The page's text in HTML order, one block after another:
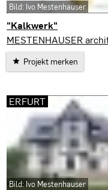
"Kalkwerk"
Herbsleben
MESTENHAUSER
Projekt merken
Bild: Ivo Mestenhauser
ERFURT
Bild: Ivo Mestenhauser